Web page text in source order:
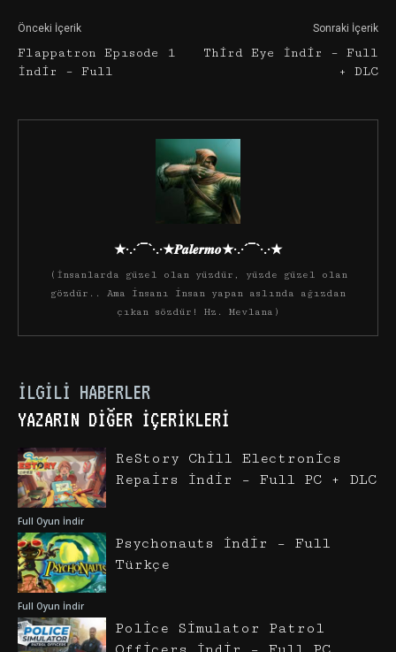
Önceki İçerik
Flappatron Epısode 1
İndir – Full
Sonraki İçerik
Third Eye İndir – Full
+ DLC
★·.·´¯`·.·★𝑷𝒂𝒍𝒆𝒓𝒎𝒐★·.·´¯`·.·★
(İnsanlarda güzel olan yüzdür, yüzde güzel olan
gözdür.. Ama insanı insan yapan aslında ağızdan
çıkan sözdür! Hz. Mevlana)
İLGILI HABERLER
YAZARIN DIĞER İÇERIKLERI
Full Oyun İndir
ReStory Chill Electronics
Repairs İndir – Full PC + DLC
Full Oyun İndir
Psychonauts İndir – Full
Türkçe
Police Simulator Patrol